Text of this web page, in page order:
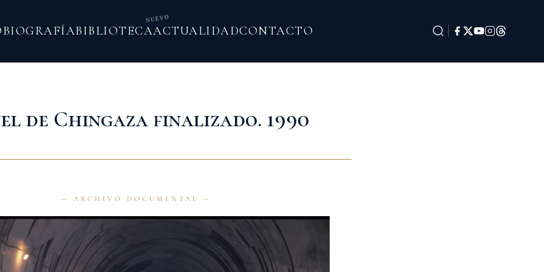
BIOGRAFÍABIBLIOTECA
NUEVO
ACTUALIDADCONTACTO
de Chingaza finalizado. 1990